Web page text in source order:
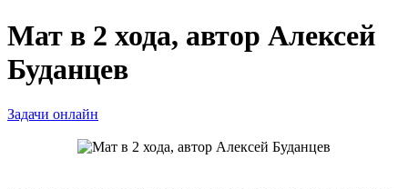
Мат в 2 хода, автор Алексей
Буданцев
Задачи онлайн